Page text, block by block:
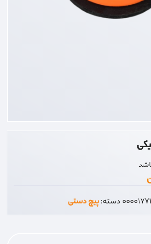
00001771دسته:پیچ دستی